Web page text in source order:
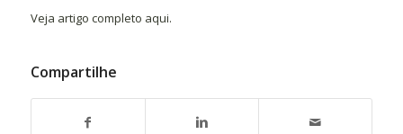
Veja artigo completo aqui.
Compartilhe